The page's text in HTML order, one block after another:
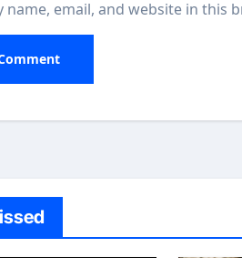
name, email, and website in